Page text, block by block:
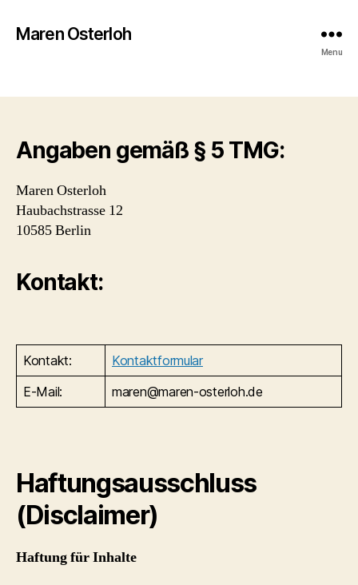
Maren Osterloh
Menu
Impressum
Angaben gemäß § 5 TMG:
Maren Osterloh
Haubachstrasse 12
10585 Berlin
Kontakt:
Kontakt:
Kontaktformular
E-Mail:
maren@maren-osterloh.de
Haftungsausschluss
(Disclaimer)
Haftung für Inhalte